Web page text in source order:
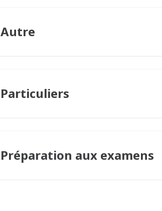
Autre
Particuliers
Préparation aux examens